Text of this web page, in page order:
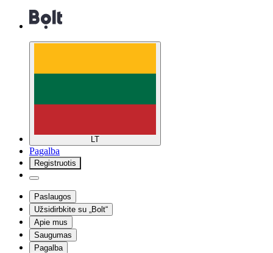
LT
Pagalba
Registruotis
Paslaugos
Užsidirbkite su „Bolt“
Apie mus
Saugumas
Pagalba